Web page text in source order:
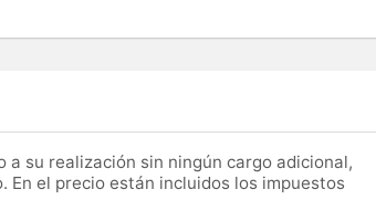
a su realización sin ningún cargo adicional,
En el precio están incluidos los impuestos